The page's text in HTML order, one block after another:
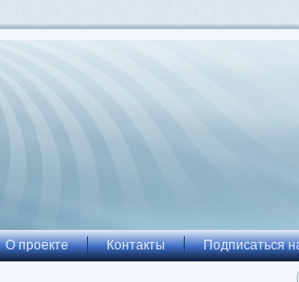
О проекте Контакты Подписаться